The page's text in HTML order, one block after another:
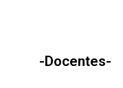
-Docentes-